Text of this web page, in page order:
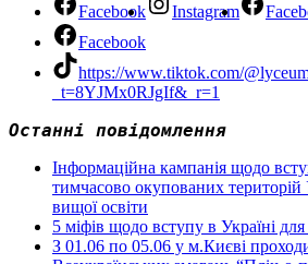
Facebook Instagram
Facebook
https://www.tiktok.com/
_t=8YJMx0RJgIf&_r=1
Останні повідомлення
Інформаційна кампанія щодо
тимчасово окупованих територій
вищої освіти
5 міфів щодо вступу в Україні
З 01.06 по 05.06 у м.Києві